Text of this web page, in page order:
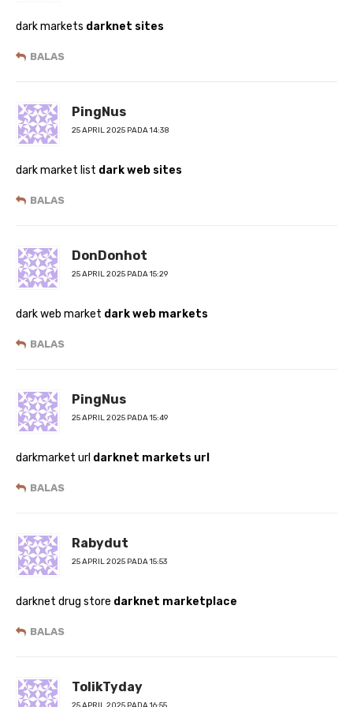
dark markets darknet sites
BALAS
PingNus
25 APRIL 2025 PADA 14:38
dark market list dark web sites
BALAS
DonDonhot
25 APRIL 2025 PADA 15:29
dark web market dark web markets
BALAS
PingNus
25 APRIL 2025 PADA 15:49
darkmarket url darknet markets url
BALAS
Rabydut
25 APRIL 2025 PADA 15:53
darknet drug store darknet marketplace
BALAS
TolikTyday